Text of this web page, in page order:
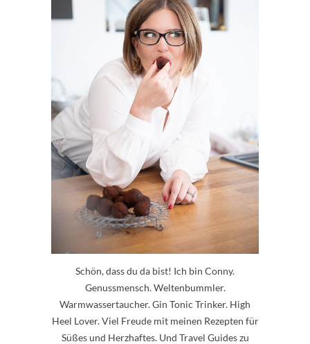
Schön, dass du da bist! Ich bin Conny.
Genussmensch. Weltenbummler.
Warmwassertaucher. Gin Tonic Trinker. High
Heel Lover. Viel Freude mit meinen Rezepten für
Süßes und Herzhaftes. Und Travel Guides zu